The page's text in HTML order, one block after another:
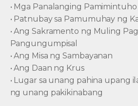
• Mga Panalanging Pamimintuho
• Patnubay sa Pamumuhay ng
• Ang Sakramento ng Muling
Pangungumpisal
• Ang Misa ng Sambayanan
• Ang Daan ng Krus
• Lugar sa unang pahina upang
ng unang pakikinabang